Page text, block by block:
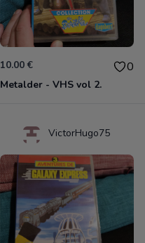
10.00 € 0
Metalder - VHS vol 2.
VictorHugo75